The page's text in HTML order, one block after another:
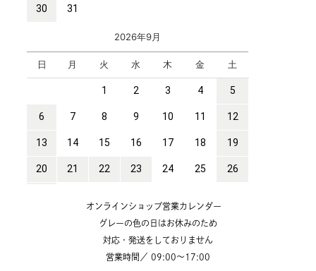
オンラインショップ営業カレンダー
グレーの色の日はお休みのため
対応・発送をしておりません
営業時間／ 09:00～17:00